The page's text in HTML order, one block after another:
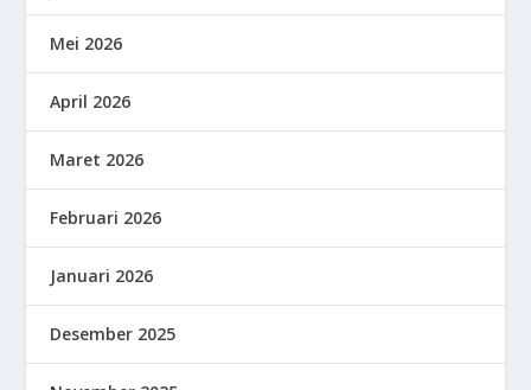
Mei 2026
April 2026
Maret 2026
Februari 2026
Januari 2026
Desember 2025